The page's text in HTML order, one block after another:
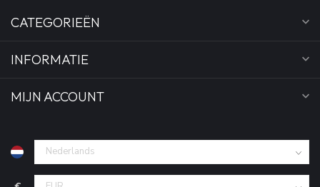
CATEGORIEËN
INFORMATIE
MIJN ACCOUNT